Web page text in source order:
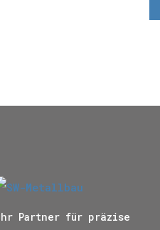
Partner für präzise